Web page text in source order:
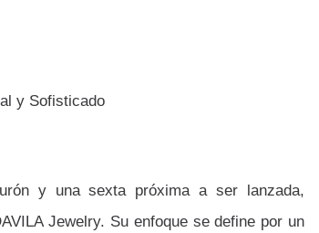
y Sofisticado
y una sexta próxima a ser lanzada,
Jewelry. Su enfoque se define por un